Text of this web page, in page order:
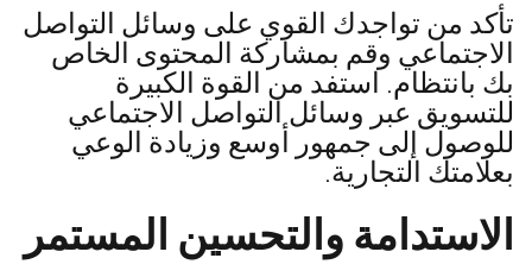
تأكد من تواجدك القوي على وسائل التواصل
الاجتماعي وقم بمشاركة المحتوى الخاص
بك بانتظام. استفد من القوة الكبيرة
للتسويق عبر وسائل التواصل الاجتماعي
للوصول إلى جمهور أوسع وزيادة الوعي
بعلامتك التجارية.
الاستدامة والتحسين المستمر